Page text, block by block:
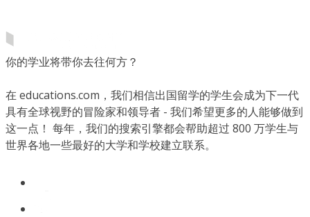
你的学业将带你去往何方？
在 educations.com，我们相信出国留学的学生会成为下一代
具有全球视野的冒险家和领导者 - 我们希望更多的人能够做到
这一点！ 每年，我们的搜索引擎都会帮助超过 800 万学生与
世界各地一些最好的大学和学校建立联系。